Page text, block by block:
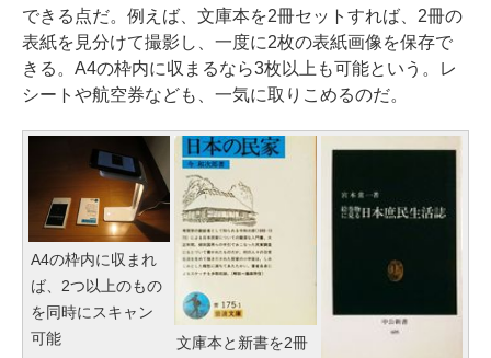
できる点だ。例えば、文庫本を2冊セットすれば、2冊の
表紙を見分けて撮影し、一度に2枚の表紙画像を保存で
きる。A4の枠内に収まるなら3枚以上も可能という。レ
シートや航空券なども、一気に取りこめるのだ。
A4の枠内に収まれ
ば、2つ以上のもの
を同時にスキャン
可能
文庫本と新書を2冊